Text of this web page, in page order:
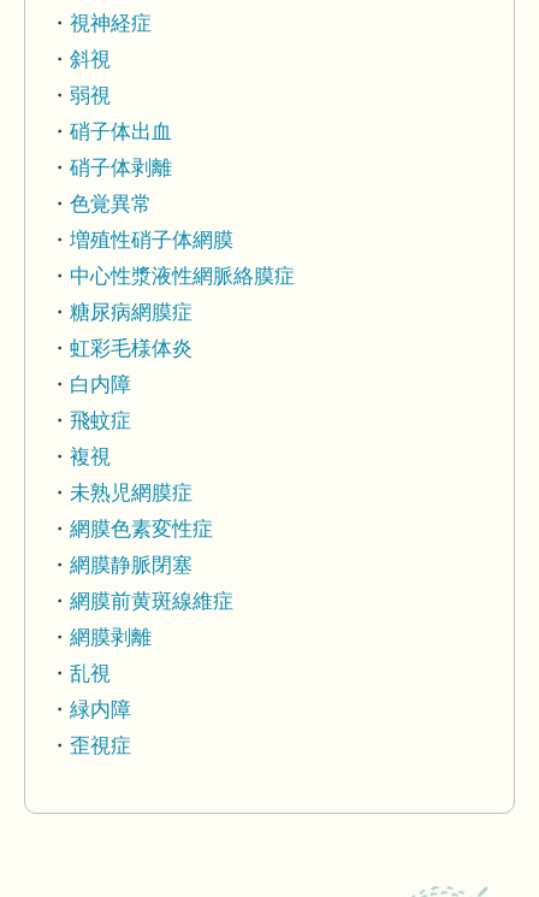
視神経症
斜視
弱視
硝子体出血
硝子体剥離
色覚異常
増殖性硝子体網膜
中心性漿液性網脈絡膜症
糖尿病網膜症
虹彩毛様体炎
白内障
飛蚊症
複視
未熟児網膜症
網膜色素変性症
網膜静脈閉塞
網膜前黄斑線維症
網膜剥離
乱視
緑内障
歪視症